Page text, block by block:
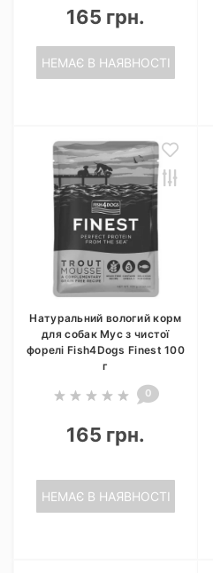
165 грн.
НЕМАЄ В НАЯВНОСТІ
Натуральний вологий корм
для собак Мус з чистої
форелі Fish4Dogs Finest 100
г
0
165 грн.
НЕМАЄ В НАЯВНОСТІ